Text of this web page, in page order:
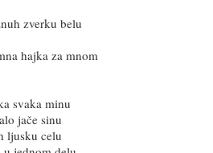
zverku belu
hajka za mnom
svaka minu
jače sinu
ljusku celu